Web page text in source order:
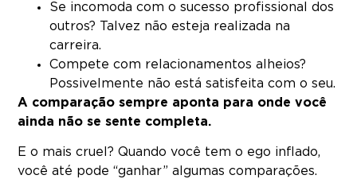
Se incomoda com o sucesso profissional dos
outros? Talvez não esteja realizada na
carreira.
Compete com relacionamentos alheios?
Possivelmente não está satisfeita com o seu.
A comparação sempre aponta para onde você
ainda não se sente completa.
E o mais cruel? Quando você tem o ego inflado,
você até pode “ganhar” algumas comparações.